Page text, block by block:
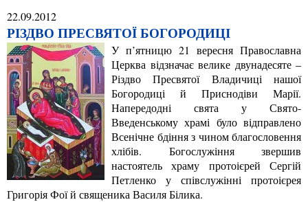
22.09.2012
РІЗДВО ПРЕСВЯТОЇ БОГОРОДИЦІ
У п’ятницю 21 вересня Православна
Церква відзначає велике двунадесяте –
Різдво Пресвятої Владичиці нашої
Богородиці й Приснодіви Марії.
Напередодні свята у Свято-
Введенському храмі було відправлено
Всенічне бдіння з чином благословення
хлібів. Богослужіння звершив
настоятель храму протоієрей Сергій
Петленко у співслужінні протоієрея
Григорія Фої й священика Василя Білика.